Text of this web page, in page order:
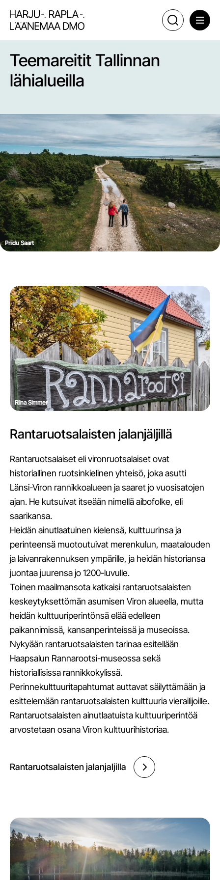
Teemareitit Tallinnan
lähialueilla
Priidu Saart
Riina Simmer
Rantaruotsalaisten jalanjäljillä
Rantaruotsalaiset eli vironruotsalaiset ovat
historiallinen ruotsinkielinen yhteisö, joka asutti
Länsi-Viron rannikkoalueen ja saaret jo vuosisatojen
ajan. He kutsuivat itseään nimellä aibofolke, eli
saarikansa.
Heidän ainutlaatuinen kielensä, kulttuurinsa ja
perinteensä muotoutuivat merenkulun, maatalouden
ja laivanrakennuksen ympärille, ja heidän historiansa
juontaa juurensa jo 1200-luvulle.
Toinen maailmansota katkaisi rantaruotsalaisten
keskeytyksettömän asumisen Viron alueella, mutta
heidän kulttuuriperintönsä elää edelleen
paikannimissä, kansanperinteissä ja museoissa.
Nykyään rantaruotsalaisten tarinaa esitellään
Haapsalun Rannarootsi-museossa sekä
historiallisissa rannikkokylissä.
Perinnekulttuuritapahtumat auttavat säilyttämään ja
esittelemään rantaruotsalaisten kulttuuria vierailijoille.
Rantaruotsalaisten ainutlaatuista kulttuuriperintöä
arvostetaan osana Viron kulttuurihistoriaa.
Rantaruotsalaisten jalanjaljilla